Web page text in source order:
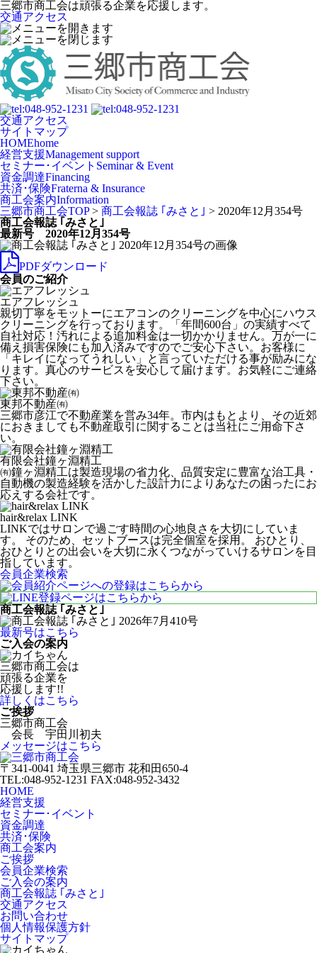
三郷市商工会は頑張る企業を応援します。
交通アクセス
交通アクセス
サイトマップ
HOMEhome
経営支援Management support
セミナー･イベント Seminar & Event
資金調達Financing
共済･保険Fraterna & Insurance
商工会案内Information
三郷市商工会TOP> 商工会報誌 ｢みさと｣ > 2020年12月354号
商工会報誌 ｢みさと｣
最新号 2020年12月354号
PDFダウンロード
会員のご紹介
エアフレッシュ
親切丁寧をモットーにエアコンのクリーニングを中心にハウス
クリーニングを行っております。「年間600台」の実績すべて
自社対応！汚れによる追加料金は一切かかりません。万が一に
備え損害保険にも加入済みですのでご安心下さい。お客様に
「キレイになってうれしい」と言っていただける事が励みにな
ります。真心のサービスを安心して届けます。お気軽にご連絡
下さい。
東邦不動産㈲
三郷市彦江で不動産業を営み34年。市内はもとより、その近郊
におきましても不動産取引に関することは当社にご用命下さ
い。
有限会社鐘ヶ淵精工
㈲鐘ヶ淵精工は製造現場の省力化、品質安定に豊富な治工具・
自動機の製造経験を活かした設計力によりあなたの困ったにお
応えする会社です。
hair&relax LINK
LINKではサロンで過ごす時間の心地良さを大切にしていま
す。 そのため、セットブースは完全個室を採用。 おひとり、
おひとりとの出会いを大切に永くつながっていけるサロンを目
指しています。
会員企業検索
商工会報誌 ｢みさと｣
最新号はこちら
ご入会の案内
三郷市商工会は
頑張る企業を
応援します!!
詳しくはこちら
ご挨拶
三郷市商工会
会長 宇田川初夫
メッセージはこちら
〒341-0041 埼玉県三郷市 花和田650-4
TEL:048-952-1231 FAX:048-952-3432
HOME
経営支援
セミナー･イベント
資金調達
共済･保険
商工会案内
ご挨拶
会員企業検索
ご入会の案内
商工会報誌 ｢みさと｣
交通アクセス
お問い合わせ
個人情報保護方針
サイトマップ